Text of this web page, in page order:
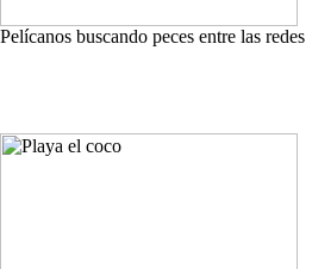
Pelícanos buscando peces entre las redes